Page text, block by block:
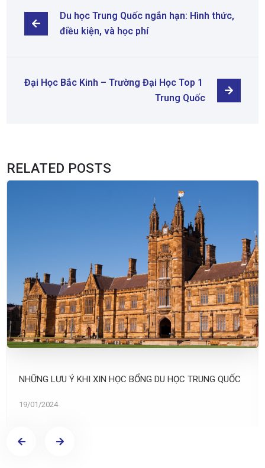
Du học Trung Quốc ngắn hạn: Hình thức,
điều kiện, và học phí
Đại Học Bắc Kinh – Trường Đại Học Top 1
Trung Quốc
RELATED POSTS
NHỮNG LƯU Ý KHI XIN HỌC BỔNG DU HỌC TRUNG QUỐC
19/01/2024